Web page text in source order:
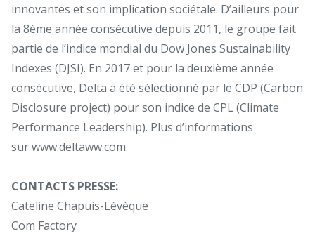
innovantes et son implication sociétale. D’ailleurs pour
la 8ème année consécutive depuis 2011, le groupe fait
partie de l’indice mondial du Dow Jones Sustainability
Indexes (DJSI). En 2017 et pour la deuxième année
consécutive, Delta a été sélectionné par le CDP (Carbon
Disclosure project) pour son indice de CPL (Climate
Performance Leadership). Plus d’informations
surwww.deltaww.com.
CONTACTS PRESSE:
Cateline Chapuis-Lévèque
Com Factory